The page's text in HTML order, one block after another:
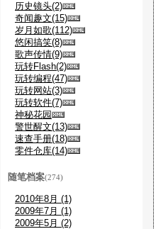
历史镜头(2)
奇闻趣文(15)
岁月如歌(112)
悠闲搞笑(8)
歌声传情(9)
玩转Flash(2)
玩转编程(47)
玩转网站(3)
玩转软件(7)
神秘花园
警世醒文(13)
速查手册(18)
零件仓库(14)
随笔档案(274)
2010年8月 (1)
2009年7月 (1)
2009年5月 (2)